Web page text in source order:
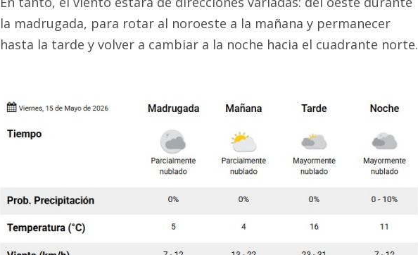
la madrugada, para rotar al noroeste a la mañana y permanecer
hasta la tarde y volver a cambiar a la noche hacia el cuadrante norte.